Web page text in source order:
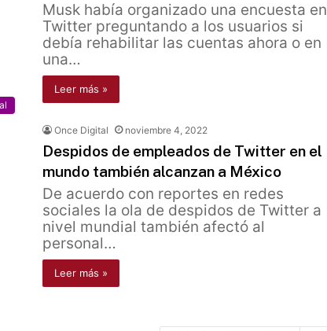
Musk había organizado una encuesta en
Twitter preguntando a los usuarios si
debía rehabilitar las cuentas ahora o en
una…
Leer más »
Once Digital noviembre 4, 2022
Despidos de empleados de Twitter en el
mundo también alcanzan a México
De acuerdo con reportes en redes
sociales la ola de despidos de Twitter a
nivel mundial también afectó al
personal…
Leer más »